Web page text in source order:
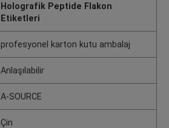
Holografik Peptide Flakon
Etiketleri
profesyonel karton kutu ambalaj
Anlaşılabilir
A-SOURCE
Çin